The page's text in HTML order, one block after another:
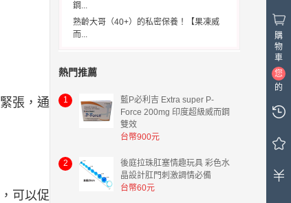
張，通
可以促
鋼...
熟齡大哥（40+）的私密保養！【果凍威
而...
熱門推薦
1
藍P必利吉 Extra super P-
Force 200mg 印度超級威而鋼
雙效
台幣900元
2
後庭拉珠肛塞情趣玩具 彩色水
晶設計肛門刺激調情必備
台幣60元
購
物
車
您
的
物
中
0
件